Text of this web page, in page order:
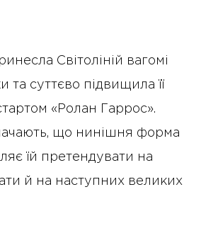
Світоліній вагомі
та суттєво підвищила її
«Ролан Гаррос».
що нинішня форма
їй претендувати на
й на наступних великих